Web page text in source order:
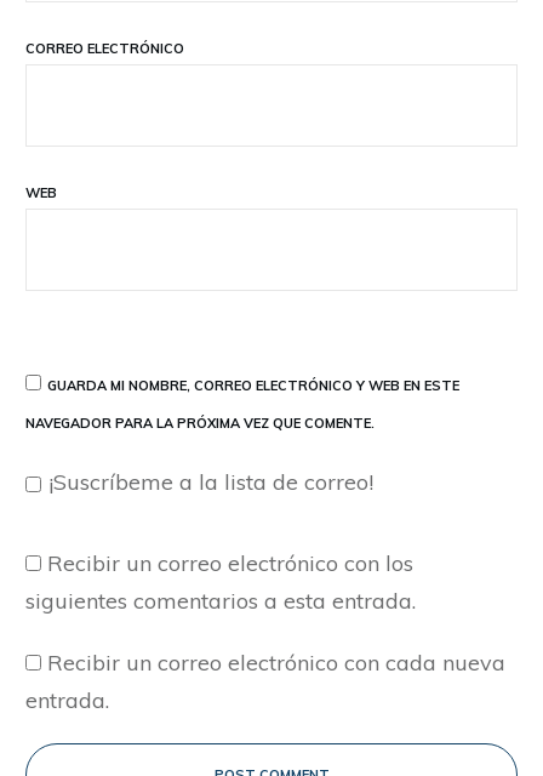
CORREO ELECTRÓNICO
WEB
GUARDA MI NOMBRE, CORREO ELECTRÓNICO Y WEB EN ESTE
NAVEGADOR PARA LA PRÓXIMA VEZ QUE COMENTE.
¡Suscríbeme a la lista de correo!
Recibir un correo electrónico con los
siguientes comentarios a esta entrada.
Recibir un correo electrónico con cada nueva
entrada.